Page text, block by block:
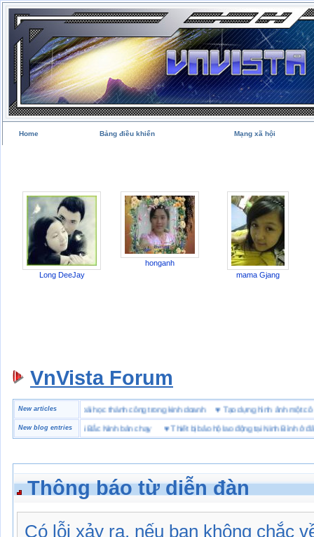
Home Bảng điều khiển Mạng xã hội
Long DeeJay
honganh
mama Gjang
VnVista Forum
New articles
biệt” của Microsoft ♥4 bài học thành công trong kinh doanh♥Tạo dựng hình ảnh
New blog entries
hiệu giày bảo hộ tại Bắc Ninh bán chạy♥ Thiết bị bảo hộ lao động tại Ninh Bình ở đâu
Thông báo từ diễn đàn
Có lỗi xảy ra, nếu bạn không chắc